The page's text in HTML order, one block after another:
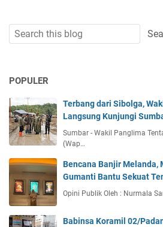
POPULER
Terbang dari Sibolga,
Langsung Kunjungi
Sumbar - Wakil Panglima
(Wap…
Bencana Banjir Melanda,
Gumanti Bantu Sekuat
Opini Publik Oleh : Nurmala
Babinsa Koramil 02/